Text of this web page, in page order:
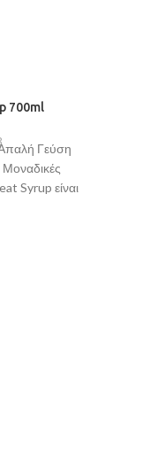
700ml
Γεύση
Syrup είναι